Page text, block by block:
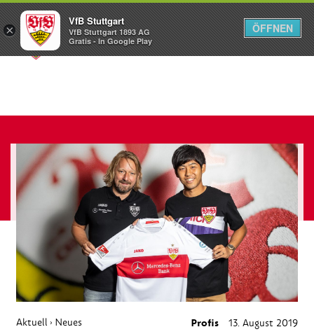
Menü
Aktuell › Neues Profis 13. August 2019
×
VfB Stuttgart
VfB Stuttgart 1893 AG
Gratis - In Google Play
ÖFFNEN